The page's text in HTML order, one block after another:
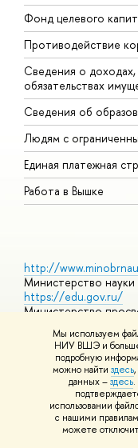
Мы используем
НИУ ВШЭ и
подробную
можно найти здесь,
данных –здесь
использовании
с нашими
можете
Фонд целевого
Противодействие
Сведения о
обязательствах
Сведения об
Людям с
Единая платежная
Работа в Вышке
http://
Министерство
https://edu.gov.ru/
Министерство
https://
Массовые открытые
© НИУ ВШЭ 1993–2026
использования
Шрифты HSE Sans и